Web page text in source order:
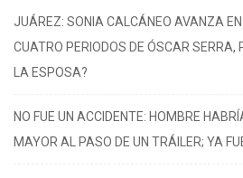
JUÁREZ: SONIA CALCÁNEO AVANZA EN
CUATRO PERIODOS DE ÓSCAR SERRA,
LA ESPOSA?
NO FUE UN ACCIDENTE: HOMBRE
MAYOR AL PASO DE UN TRÁILER; YA